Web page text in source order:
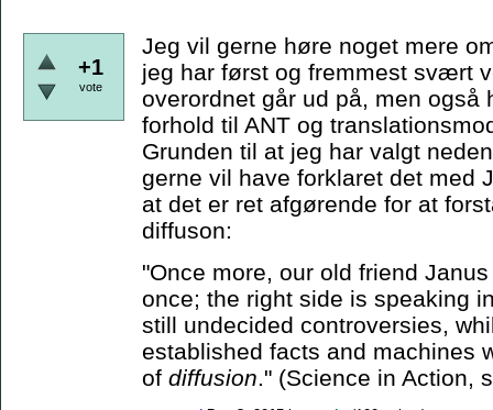
+1
vote
Jeg vil gerne høre noget mere
jeg har først og fremmest svært
overordnet går ud på, men også
forhold til ANT og
Grunden til at jeg har valgt
gerne vil have forklaret det med
at det er ret afgørende for at
diffuson:
"Once more, our old friend
once; the right side is speaking
still undecided controversies,
established facts and machines
of diffusion ." (Science in Action,